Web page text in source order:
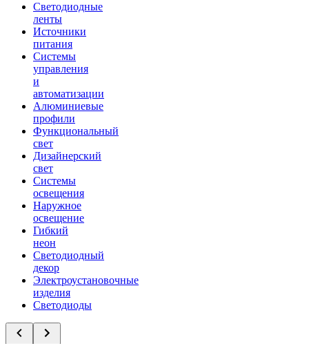
Светодиодные
ленты
Источники
питания
Системы
управления
и
автоматизации
Алюминиевые
профили
Функциональный
свет
Дизайнерский
свет
Системы
освещения
Наружное
освещение
Гибкий
неон
Светодиодный
декор
Электроустановочные
изделия
Светодиоды